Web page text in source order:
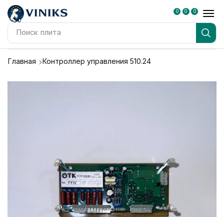
Поиск плита
0 0 0
Главная Контроллер управления 510.24